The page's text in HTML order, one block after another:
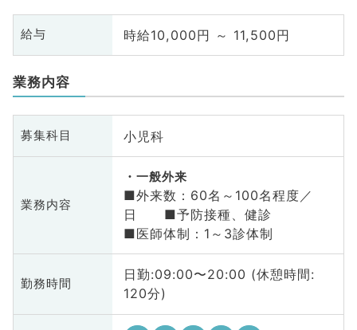
給与 時給10,000円 ～ 11,500円
業務内容
募集科目 小児科
業務内容
一般外来
■外来数：60名～100名程度／
日 ■予防接種、健診
■医師体制：1～3診体制
勤務時間
日勤:09:00〜20:00 (休憩時間:
120分)